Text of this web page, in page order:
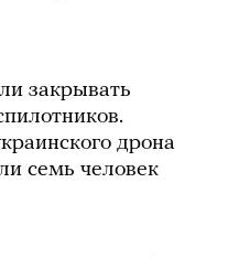
закрывать
дрона
семь человек